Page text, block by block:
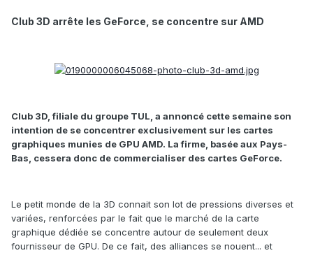
Club 3D arrête les GeForce, se concentre sur AMD
Club 3D, filiale du groupe TUL, a annoncé cette semaine son
intention de se concentrer exclusivement sur les cartes
graphiques munies de GPU AMD. La firme, basée aux Pays-
Bas, cessera donc de commercialiser des cartes GeForce.
Le petit monde de la 3D connait son lot de pressions diverses et
variées, renforcées par le fait que le marché de la carte
graphique dédiée se concentre autour de seulement deux
fournisseur de GPU. De ce fait, des alliances se nouent... et